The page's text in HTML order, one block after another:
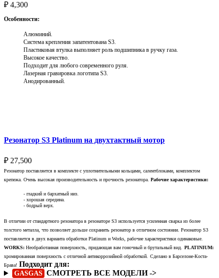
₽ 4,300
Особенности:
Алюминий.
Система крепления запатентована S3.
Пластиковая втулка выполняет роль подшипника в ручку газа.
Высокое качество.
Подходит для любого современного руля.
Лазерная гравировка логотипа S3.
Анодированный.
Резонатор S3 Platinum на двухтактный мотор
₽ 27,500
Резонатор поставляется в комплекте с уплотнительными кольцами, салентблоками, комплектом
крепежа. Очень высокая производительность и прочность резонатора. Рабочие характеристики:
- гладкий и бархатный низ.
- хорошая середина.
- бодрый верх.
В отличии от стандартного резонатора в резонаторе S3 используется усиленная сварка из более
толстого металла, что позволяет дольше сохранить резонатор в отличном состоянии. Резонатор S3
поставляется в двух варианта обработки Platinum и Works, рабочие характеристики одинаковые.
WORKS: Необработанная поверхность, придающая вам гоночный и брутальный вид. PLATINIUM:
хромированная поверхность с отличной антикоррозийной обработкой. Сделано в Барселоне-Коста-
Брава! Подходит для:
GASGAS СМОТРЕТЬ ВСЕ МОДЕЛИ ->